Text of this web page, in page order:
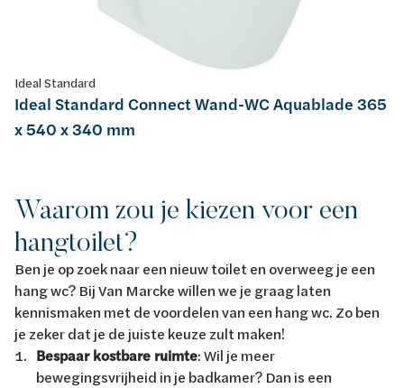
Ideal Standard
Ideal Standard Connect Wand-WC Aquablade 365
x 540 x 340 mm
Waarom zou je kiezen voor een
hangtoilet?
Ben je op zoek naar een nieuw toilet en overweeg je een
hang wc? Bij Van Marcke willen we je graag laten
kennismaken met de voordelen van een hang wc. Zo ben
je zeker dat je de juiste keuze zult maken!
Bespaar kostbare ruimte: Wil je meer
bewegingsvrijheid in je badkamer? Dan is een